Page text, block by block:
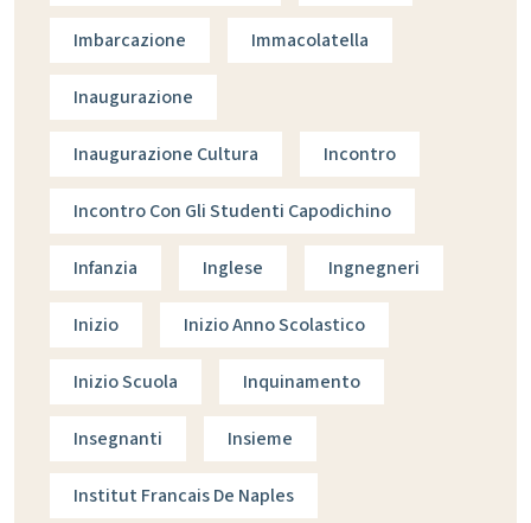
Imbarcazione Immacolatella
Inaugurazione
Inaugurazione Cultura Incontro
Incontro Con Gli Studenti Capodichino
Infanzia Inglese Ingnegneri
Inizio Inizio Anno Scolastico
Inizio Scuola Inquinamento
Insegnanti Insieme
Institut Francais De Naples